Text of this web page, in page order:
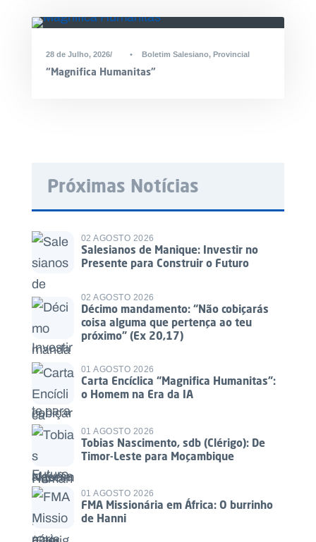
28 de Julho, 2026 • Boletim Salesiano, Provincial
“Magnifica Humanitas”
Próximas Notícias
02 AGOSTO 2026
Salesianos de Manique: Investir no
Presente para Construir o Futuro
02 AGOSTO 2026
Décimo mandamento: “Não cobiçarás
coisa alguma que pertença ao teu
próximo” (Ex 20,17)
01 AGOSTO 2026
Carta Encíclica “Magnifica Humanitas”:
o Homem na Era da IA
01 AGOSTO 2026
Tobias Nascimento, sdb (Clérigo): De
Timor-Leste para Moçambique
01 AGOSTO 2026
FMA Missionária em África: O burrinho
de Hanni